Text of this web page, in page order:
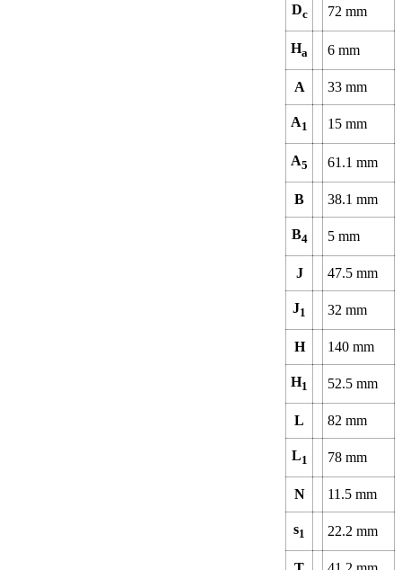
Dc 72 mm
Ha 6 mm
A 33 mm
A1 15 mm
A5 61.1 mm
B 38.1 mm
B4 5 mm
J 47.5 mm
J1 32 mm
H 140 mm
H1 52.5 mm
L 82 mm
L1 78 mm
N 11.5 mm
s1 22.2 mm